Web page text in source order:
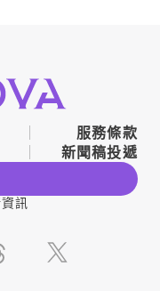
服務條款
新聞稿投遞
訊